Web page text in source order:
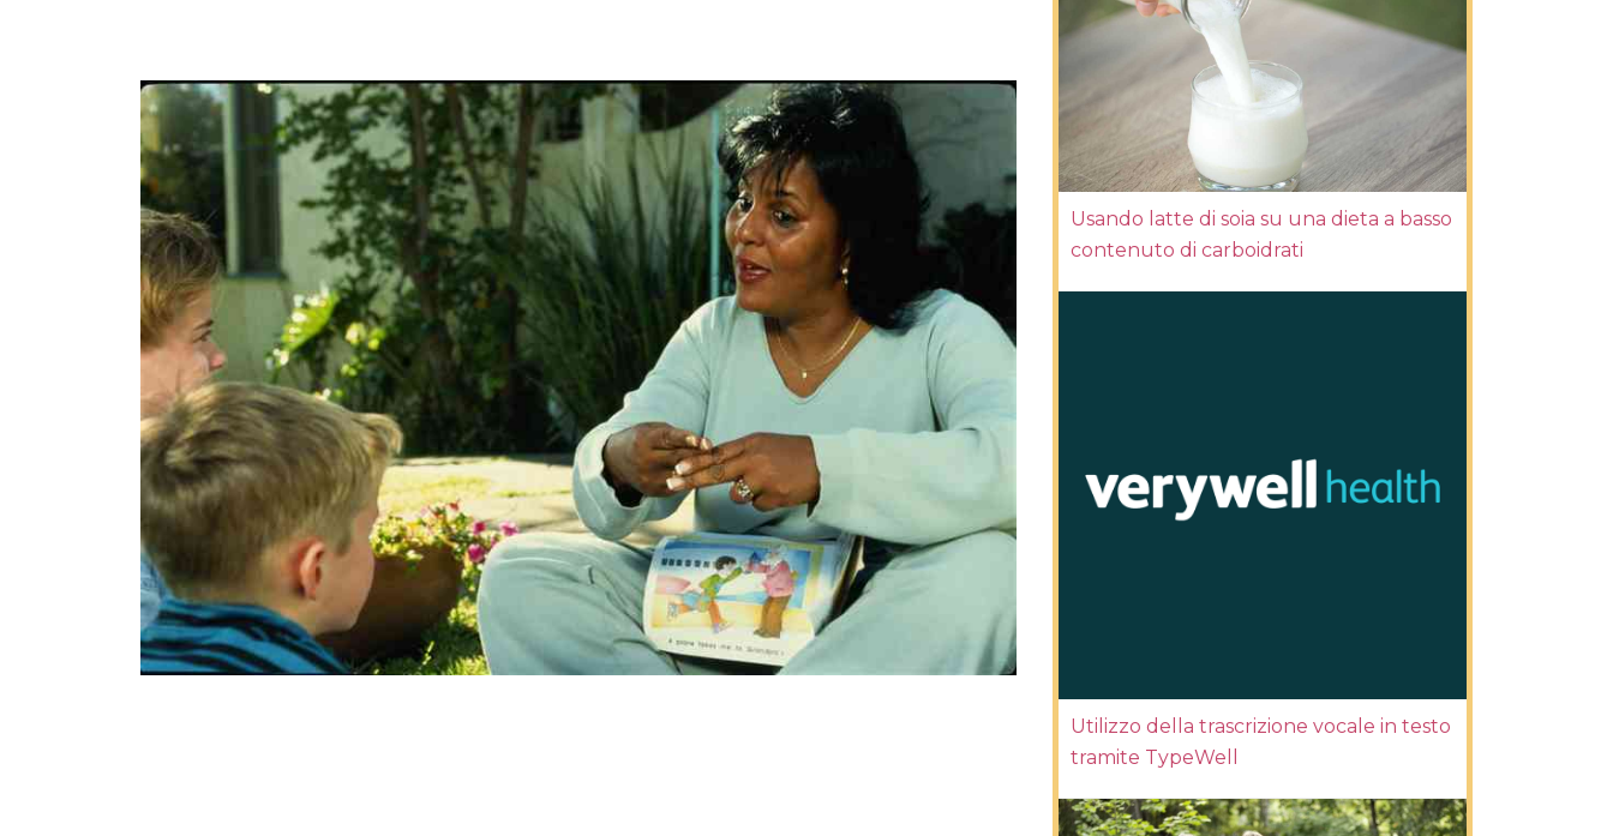
Usando latte di soia su una dieta a basso
contenuto di carboidrati
Utilizzo della trascrizione vocale in testo
tramite TypeWell